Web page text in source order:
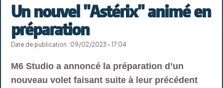
Un nouvel "Astérix" animé en
préparation
Date de publication : 09/02/2023 - 17:04
M6 Studio a annoncé la préparation d’un
nouveau volet faisant suite à leur précédent